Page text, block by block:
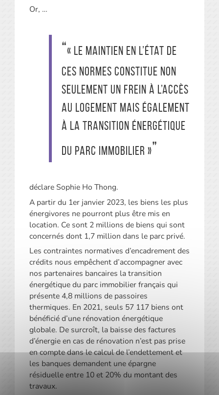
Or, …
« le maintien en l’état de
ces normes constitue non
seulement un frein à l’accès
au logement mais également
à la transition énergétique
du parc immobilier »
déclare Sophie Ho Thong.
A partir du 1er janvier 2023, les biens les plus
énergivores ne pourront plus être mis en
location. Ce sont 2 millions de biens qui sont
concernés dont 1,7 million dans le parc privé.
Les contraintes normatives d’encadrement des
crédits nous empêchent d’accompagner avec
nos partenaires bancaires la transition
énergétique du parc immobilier français qui
présente 4,8 millions de passoires
thermiques. En 2021, seuls 57 117 biens ont
bénéficié d’une rénovation énergétique
globale. De surcroît, la baisse des factures
d’énergie en cas de rénovation n’est pas prise
en compte dans le calcul de l’endettement et
les banques demandent une épargne
résiduelle entre 10 et 20% du montant des
travaux.